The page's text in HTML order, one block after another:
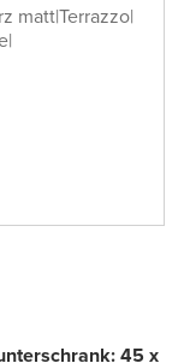
matt|Terrazzo|
|
45 x